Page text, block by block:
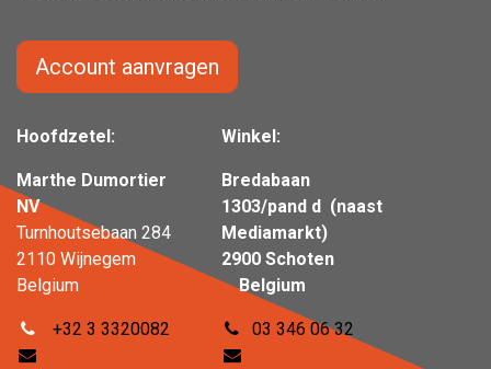
Hoofdzetel:
Marthe Dumortier
NV
Turnhoutsebaan 284
2110 Wijnegem
Belgium
+32 3 3320082
Winkel:
Bredabaan
1303/pand d (naast
Mediamarkt)
2900 Schoten
Belgium
03 346 06 32
Account aanvragen